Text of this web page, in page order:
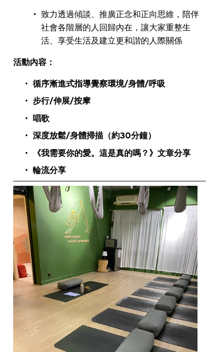
致力透過傾談、推廣正念和正向思維，陪伴
社會各階層的人回歸內在，讓大家重整生
活、享受生活及建立更和諧的人際關係
活動內容：
循序漸進式指導覺察環境/身體/呼吸
步行/伸展/按摩
唱歌
深度放鬆/身體掃描（約30分鐘）
《我需要你的愛。這是真的嗎？》文章分享
輪流分享